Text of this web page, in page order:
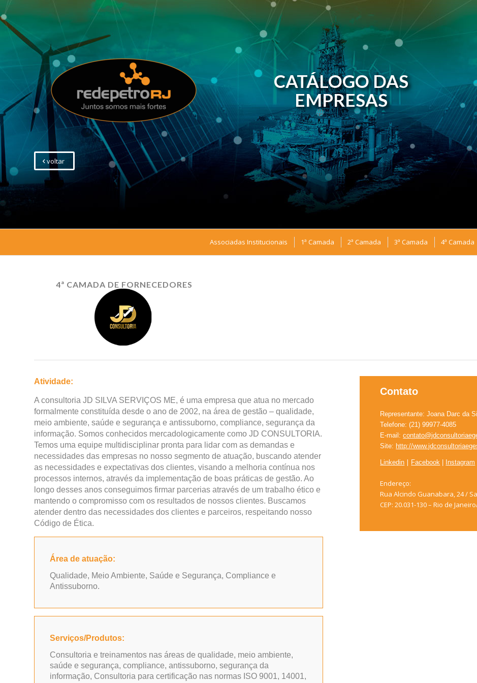
CATÁLOGO DAS
EMPRESAS
voltar
Associadas Institucionais 1ª Camada 2ª Camada 3ª Camada 4ª Camada
4ª CAMADA DE FORNECEDORES
Atividade:
A consultoria JD SILVA SERVIÇOS ME, é uma empresa que atua no mercado
formalmente constituída desde o ano de 2002, na área de gestão – qualidade,
meio ambiente, saúde e segurança e antissuborno, compliance, segurança da
informação. Somos conhecidos mercadologicamente como JD CONSULTORIA.
Temos uma equipe multidisciplinar pronta para lidar com as demandas e
necessidades das empresas no nosso segmento de atuação, buscando atender
as necessidades e expectativas dos clientes, visando a melhoria contínua nos
processos internos, através da implementação de boas práticas de gestão. Ao
longo desses anos conseguimos firmar parcerias através de um trabalho ético e
mantendo o compromisso com os resultados de nossos clientes. Buscamos
atender dentro das necessidades dos clientes e parceiros, respeitando nosso
Código de Ética.
Área de atuação:
Qualidade, Meio Ambiente, Saúde e Segurança, Compliance e
Antissuborno.
Serviços/Produtos:
Consultoria e treinamentos nas áreas de qualidade, meio ambiente,
saúde e segurança, compliance, antissuborno, segurança da
informação, Consultoria para certificação nas normas ISO 9001, 14001,
Contato
Representante: Joana Darc da
Telefone: (21) 99977-4085
E-mail:
Site: http://
Linkedin | Facebook Instagram
Endereço:
Rua Alcindo Guanabara, 24 /
CEP: 20.031-130 – Rio de